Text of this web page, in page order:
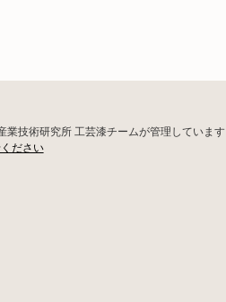
技術研究所 工芸漆チームが管理しています
ださい